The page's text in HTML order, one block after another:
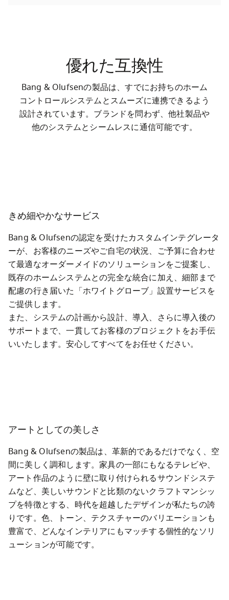
優れた互換性
Bang & Olufsenの製品は、すでにお持ちのホーム
コントロールシステムとスムーズに連携できるよう
設計されています。ブランドを問わず、他社製品や
他のシステムとシームレスに通信可能です。
きめ細やかなサービス
Bang & Olufsenの認定を受けたカスタムインテグレータ
ーが、お客様のニーズやご自宅の状況、ご予算に合わせ
て最適なオーダーメイドのソリューションをご提案し、
既存のホームシステムとの完全な統合に加え、細部まで
配慮の行き届いた「ホワイトグローブ」設置サービスを
ご提供します。
また、システムの計画から設計、導入、さらに導入後の
サポートまで、一貫してお客様のプロジェクトをお手伝
いいたします。安心してすべてをお任せください。
アートとしての美しさ
Bang & Olufsenの製品は、革新的であるだけでなく、空
間に美しく調和します。家具の一部にもなるテレビや、
アート作品のように壁に取り付けられるサウンドシステ
ムなど、美しいサウンドと比類のないクラフトマンシッ
プを特徴とする、時代を超越したデザインが私たちの誇
りです。色、トーン、テクスチャーのバリエーションも
豊富で、どんなインテリアにもマッチする個性的なソリ
ューションが可能です。